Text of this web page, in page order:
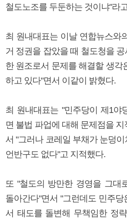
철도노조를 두둔하는 것이냐"라
최 원내대표는 이날 연합뉴스와
거 정권을 잡았을 때 철도청을
한 원조로서 문제를 해결할 생각
하고 있다"면서 이같이 밝혔다.
최 원내대표는 "민주당이 제1야
면 불법 파업에 대해 문제점을
서 "그러나 코레일 부채가 눈덩
언반구도 없다"고 지적했다.
또 "철도의 방만한 경영을 그대
돌아간다"면서 "그런데도 민주
서 태도를 돌변해 무책임한 정